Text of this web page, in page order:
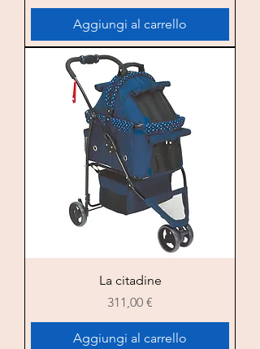
Aggiungi al carrello
La citadine
Prezzo
311,00 €
Aggiungi al carrello